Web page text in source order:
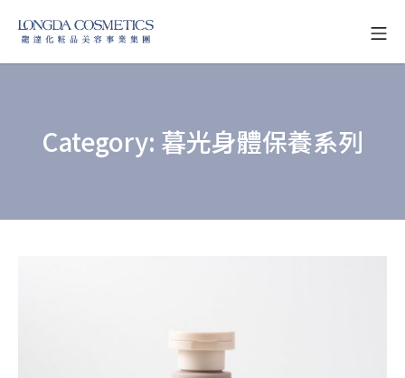
content
龍達化粧品美容事業
Category: 暮光身體保養系列